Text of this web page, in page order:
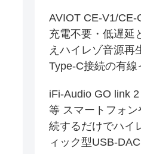
AVIOT CE-V1/
充電不要・低遅延
えハイレゾ音源再
Type-C接続の有線
iFi-Audio GO link
等 スマートフォ
続するだけでハイ
ィック型USB-